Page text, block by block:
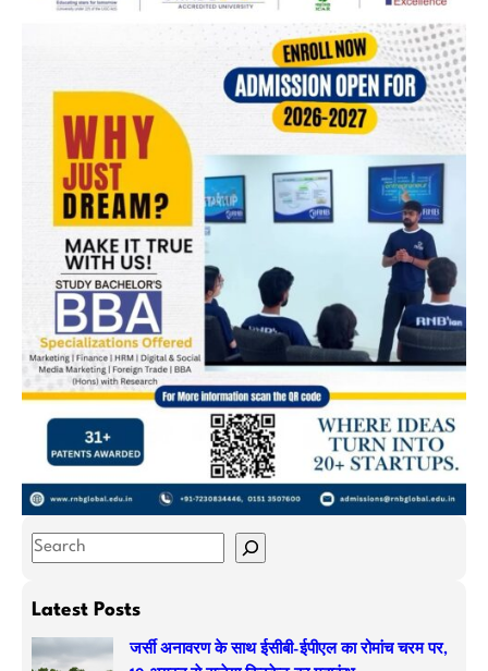
S
a
c
Latest Posts
जर्सी अनावरण के साथ ईसीबी-ईपीएल का रोमांच चरम पर,